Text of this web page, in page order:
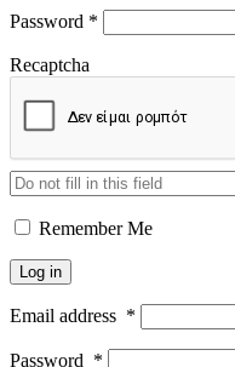
Password *
Recaptcha
Remember Me
Log in
Email address *
Password *